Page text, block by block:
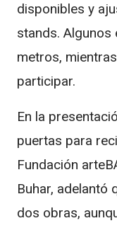
disponibles y
stands.
metros,
participar.
En la
puertas para
Fundación
Buhar, adelantó
dos obras,